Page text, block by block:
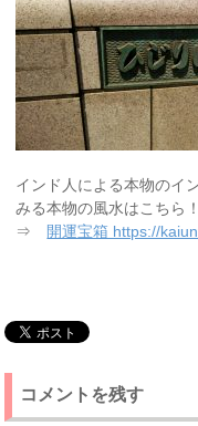
インド人による本物のイ
みる本物の風水はこちら！
⇒ 開運宝箱 https://
コメントを残す